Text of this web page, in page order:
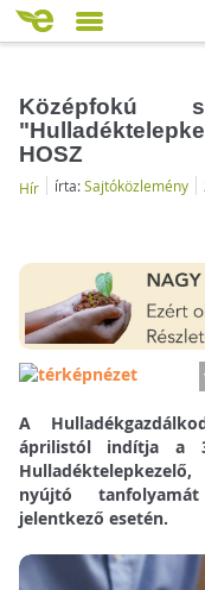
Középfokú
HOSZ
Hír írta:Sajtóközlemény
A
áprilistól indítja a
nyújtó
jelentkező esetén.